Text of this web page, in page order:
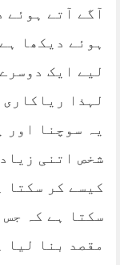
آگے آتے ہوئے
ہوئے دیکھا
لیے ایک
لہذا
یہ سوچنا اور
شخص اتنی
کیسے کر سکتا
سکتا ہے کہ جس
مقصد بنا لیا